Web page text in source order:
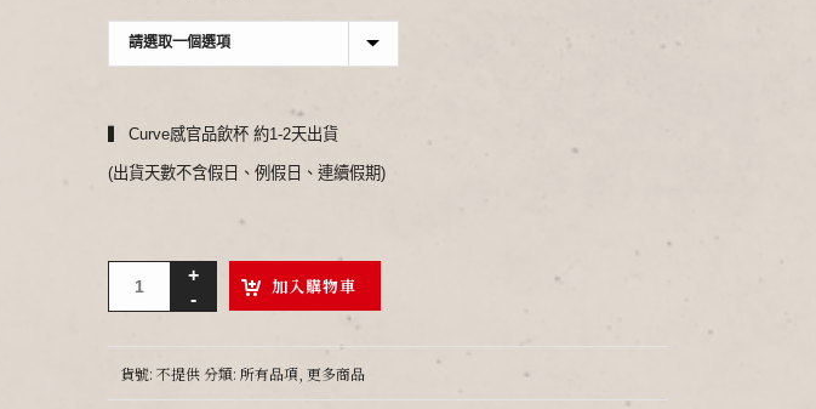
▍ Curve感官品飲杯 約1-2天出貨
(出貨天數不含假日、例假日、連續假期)
加入購物車
貨號: 不提供分類: 所有品項, 更多商品